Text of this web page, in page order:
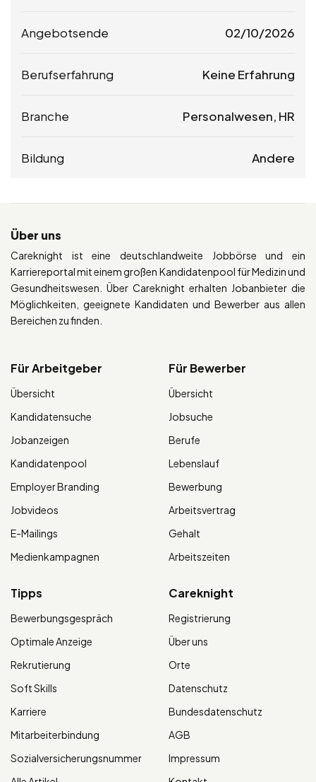
Angebotsende 02/10/2026
Berufserfahrung Keine Erfahrung
Branche Personalwesen, HR
Bildung Andere
Über uns
Careknight ist eine deutschlandweite Jobbörse und ein
Karriereportal mit einem großen Kandidatenpool für Medizin und
Gesundheitswesen. Über Careknight erhalten Jobanbieter die
Möglichkeiten, geeignete Kandidaten und Bewerber aus allen
Bereichen zu finden.
Für Arbeitgeber
Übersicht
Kandidatensuche
Jobanzeigen
Kandidatenpool
Employer Branding
Jobvideos
E-Mailings
Medienkampagnen
Für Bewerber
Übersicht
Jobsuche
Berufe
Lebenslauf
Bewerbung
Arbeitsvertrag
Gehalt
Arbeitszeiten
Tipps
Bewerbungsgespräch
Optimale Anzeige
Rekrutierung
Soft Skills
Karriere
Mitarbeiterbindung
Sozialversicherungsnummer
Careknight
Registrierung
Über uns
Orte
Datenschutz
Bundesdatenschutz
AGB
Impressum